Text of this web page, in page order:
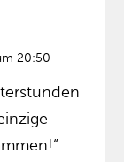
20:50